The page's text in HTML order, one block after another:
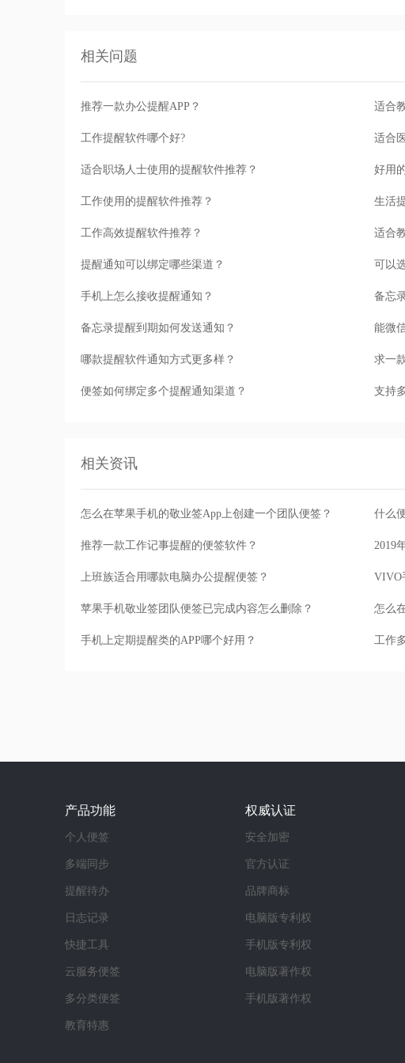
相关问题
推荐一款办公提醒APP？ 适合
工作提醒软件哪个好? 适合
适合职场人士使用的提醒软件推荐？ 好用
工作使用的提醒软件推荐？ 生活
工作高效提醒软件推荐？ 适合
提醒通知可以绑定哪些渠道？ 可以
手机上怎么接收提醒通知？ 备忘
备忘录提醒到期如何发送通知？ 能微
哪款提醒软件通知方式更多样？ 求一
便签如何绑定多个提醒通知渠道？ 支持
相关资讯
怎么在苹果手机的敬业签App上创建一个团队便签？
推荐一款工作记事提醒的便签软件？
上班族适合用哪款电脑办公提醒便签？ VIVO
苹果手机敬业签团队便签已完成内容怎么删除？ 怎么
手机上定期提醒类的APP哪个好用？
产品功能
个人便签
多端同步
提醒待办
日志记录
快捷工具
云服务便签
多分类便签
教育特惠
权威认证
安全加密
官方认证
品牌商标
电脑版专利权
手机版专利权
电脑版著作权
手机版著作权